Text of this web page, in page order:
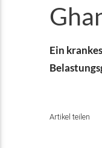
Ein
Artikel teilen